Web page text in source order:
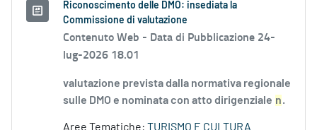
Riconoscimento delle DMO: insediata la
Commissione di valutazione
Contenuto Web - Data di Pubblicazione 24-
lug-2026 18.01
valutazione prevista dalla normativa regionale
sulle DMO e nominata con atto dirigenziale n.
Aree Tematiche: TURISMO E CULTURA